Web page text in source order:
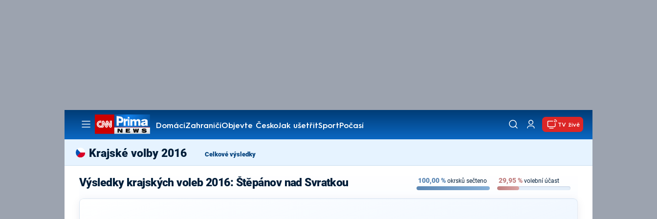
DomácíZahraničíObjevte ČeskoJak ušetřitSportPočasí
Pořady
TV živě
Krajské volby 2016 Celkové výsledky
Výsledky krajských voleb 2016: Štěpánov nad Svratkou 100,00% okrsků sečteno 29,95% volební účast